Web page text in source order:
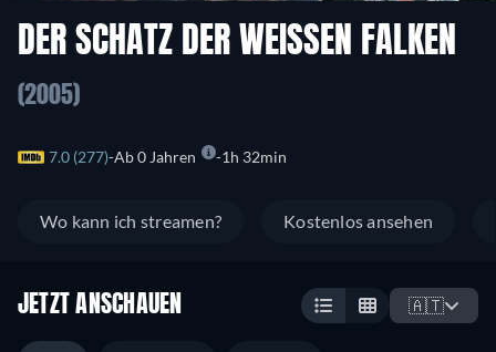
DER SCHATZ DER WEISSEN FALKEN
(2005)
7.0 (277) Ab 0 Jahren 1h 32min
Wo kann ich streamen? Kostenlos ansehen
JETZT ANSCHAUEN 🇦🇹